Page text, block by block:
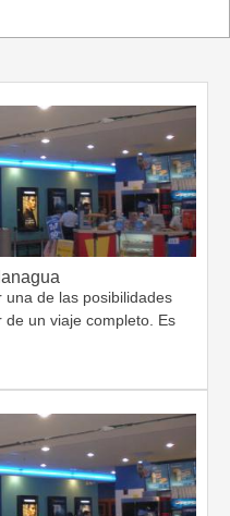
de las posibilidades
un viaje completo. Es